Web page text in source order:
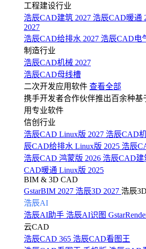
工程建设行业
浩辰CAD建筑 2027 浩辰CAD暖通
2027
浩辰CAD给排水 2027 浩辰CAD电
制造行业
浩辰CAD机械 2027
浩辰CAD母线槽
二次开发应用软件 查看全部
携手开发者合作伙伴推出百余种
用专业软件
信创行业
浩辰CAD Linux版 2027 浩辰CAD
辰CAD给排水 Linux版 2025 浩辰
浩辰CAD 鸿蒙版 2026 浩辰CAD建
CAD暖通 Linux版 2025
BIM & 3D CAD
GstarBIM 2027 浩辰3D 2027 浩辰
浩辰AI
浩辰AI助手 浩辰AI识图
云CAD
浩辰CAD 365 浩辰CAD看图王